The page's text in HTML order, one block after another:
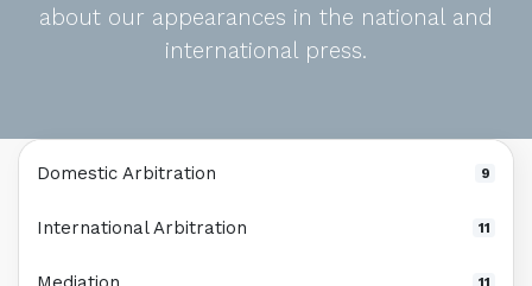
about our appearances in the national and
international press.
Domestic Arbitration 9
International Arbitration 11
11